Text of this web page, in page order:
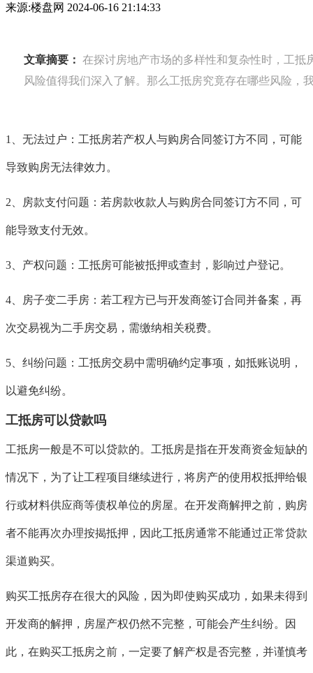
来源:楼盘网 2024-06-16 21:14:33
文章摘要： 在探讨房地产市场的多样性和复杂性时，工
风险值得我们深入了解。那么工抵房究竟存在哪些风险，
1、无法过户：工抵房若产权人与购房合同签订方不同，可能
导致购房无法律效力。
2、房款支付问题：若房款收款人与购房合同签订方不同，可
能导致支付无效。
3、产权问题：工抵房可能被抵押或查封，影响过户登记。
4、房子变二手房：若工程方已与开发商签订合同并备案，再
次交易视为二手房交易，需缴纳相关税费。
5、纠纷问题：工抵房交易中需明确约定事项，如抵账说明，
以避免纠纷。
工抵房可以贷款吗
工抵房一般是不可以贷款的。工抵房是指在开发商资金短缺的
情况下，为了让工程项目继续进行，将房产的使用权抵押给银
行或材料供应商等债权单位的房屋。在开发商解押之前，购房
者不能再次办理按揭抵押，因此工抵房通常不能通过正常贷款
渠道购买。
购买工抵房存在很大的风险，因为即使购买成功，如果未得到
开发商的解押，房屋产权仍然不完整，可能会产生纠纷。因
此，在购买工抵房之前，一定要了解产权是否完整，并谨慎考